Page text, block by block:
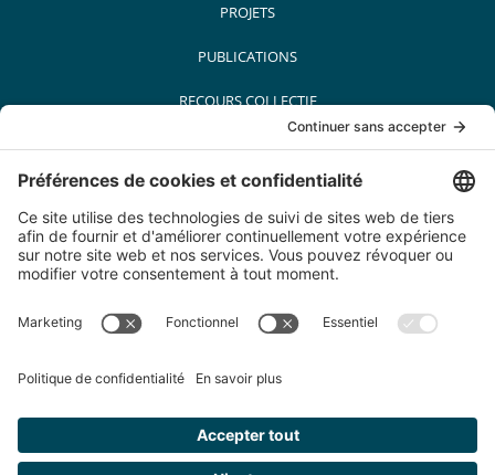
PROJETS
PUBLICATIONS
RECOURS COLLECTIF
MÉDIAS
PARTENAIRES
CARRIÈRES
CONTACT
200-5455 Av. de Gaspé, Montréal (Québec) H2T 3B3